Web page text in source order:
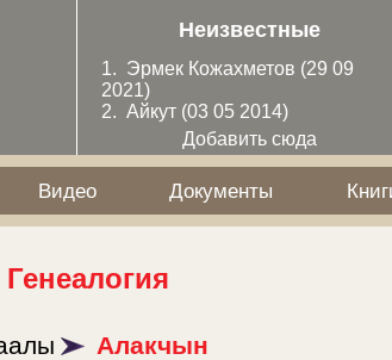
Неизвестные
1. Эрмек Кожахметов (29 09
2021)
2. Айкут (03 05 2014)
Добавить сюда
Видео Документы
Генеалогия
Алакчын